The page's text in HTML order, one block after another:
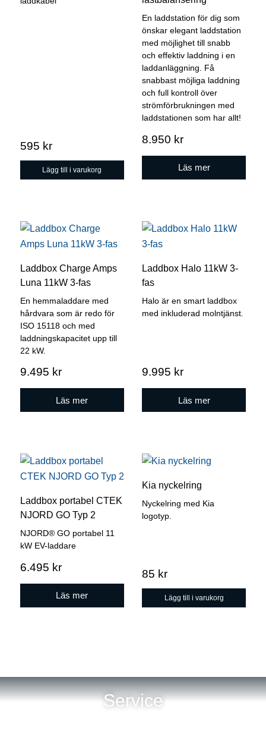
595 kr
Lägg till i varukorg
En laddstation för dig som
önskar elegant laddstation
med möjlighet till snabb
och effektiv laddning i en
laddanläggning. Få
snabbast möjliga laddning
och full kontroll över
strömförbrukningen med
laddstationen som har allt!
8.950 kr
Läs mer
Laddbox Charge Amps
Luna 11kW 3-fas
En hemmaladdare med
hårdvara som är redo för
ISO 15118 och med
laddningskapacitet upp till
22 kW.
9.495 kr
Läs mer
Laddbox Halo 11kW 3-
fas
Halo är en smart laddbox
med inkluderad molntjänst.
9.995 kr
Läs mer
Laddbox portabel CTEK
NJORD GO Typ 2
NJORD® GO portabel 11
kW EV-laddare
6.495 kr
Läs mer
Kia nyckelring
Nyckelring med Kia
logotyp.
85 kr
Lägg till i varukorg
Service